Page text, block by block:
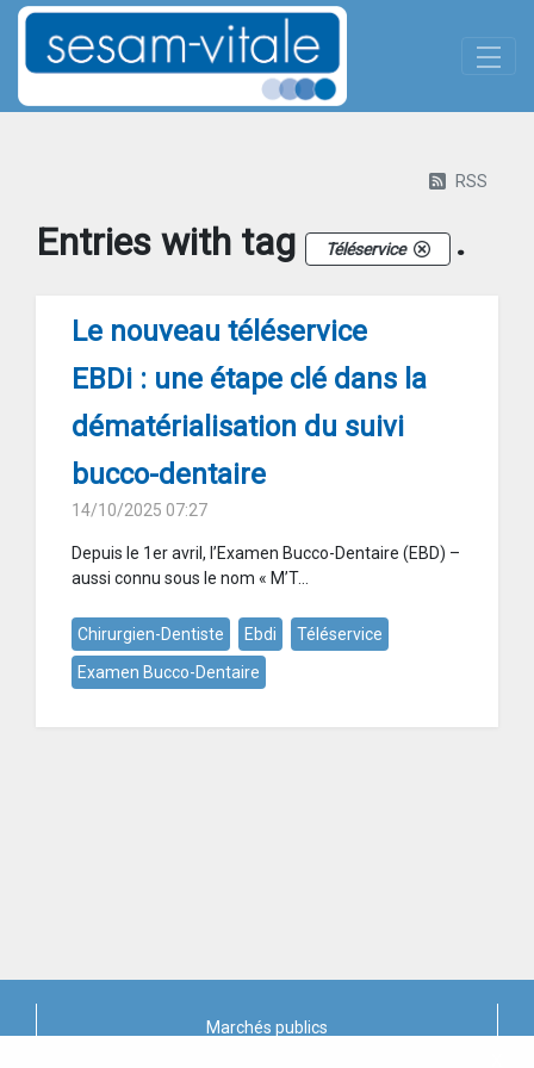
Skip to Main Content
RSS
Entries with tag Téléservice .
Le nouveau téléservice
EBDi : une étape clé dans la
dématérialisation du suivi
bucco-dentaire
14/10/2025 07:27
Depuis le 1er avril, l’Examen Bucco-Dentaire (EBD) –
aussi connu sous le nom « M’T...
Chirurgien-Dentiste Ebdi
Téléservice
Examen Bucco-Dentaire
Marchés publics
Panneau de gestion des cookies